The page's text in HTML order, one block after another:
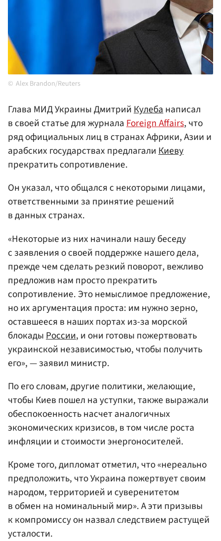
Alex Brandon/Reuters
Глава МИД Украины ДмитрийКулебанаписал
в своей статье для журналаForeign Affairs, что
ряд официальных лиц в странах Африки, Азии и
арабских государствах предлагалиКиеву
прекратить сопротивление.
Он указал, что общался с некоторыми лицами,
ответственными за принятие решений
в данных странах.
«Некоторые из них начинали нашу беседу
с заявления о своей поддержке нашего дела,
прежде чем сделать резкий поворот, вежливо
предложив нам просто прекратить
сопротивление. Это немыслимое предложение,
но их аргументация проста: им нужно зерно,
оставшееся в наших портах из-за морской
блокады России, и они готовы пожертвовать
украинской независимостью, чтобы получить
его», — заявил министр.
По его словам, другие политики, желающие,
чтобы Киев пошел на уступки, также выражали
обеспокоенность насчет аналогичных
экономических кризисов, в том числе роста
инфляции и стоимости энергоносителей.
Кроме того, дипломат отметил, что «нереально
предположить, что Украина пожертвует своим
народом, территорией и суверенитетом
в обмен на номинальный мир». А эти призывы
к компромиссу он назвал следствием растущей
усталости.